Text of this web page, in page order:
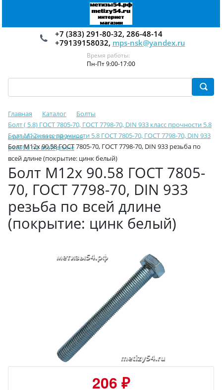
+7 (383) 291-80-32, 286-48-14
+79139158032, mps-nsk@yandex.ru
Время работы:
Пн-Пт 9:00-17:00
Главная Каталог
Болты
Болт ( 5.8) ГОСТ 7805-70, ГОСТ 7798-70, DIN 933 класс прочности 5.8
с резьбой по всей длине
Болт М12 класс прочности 5.8 ГОСТ 7805-70, ГОСТ 7798-70, DIN 933
резьба по всей длине
Болт М12х 90.58 ГОСТ 7805-70, ГОСТ 7798-70, DIN 933 резьба по
всей длине (покрытие: цинк белый)
Болт М12х 90.58 ГОСТ 7805-
70, ГОСТ 7798-70, DIN 933
резьба по всей длине
(покрытие: цинк белый)
206 ₽